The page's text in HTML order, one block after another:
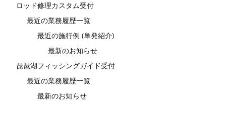
ロッド修理カスタム受付
最近の業務履歴一覧
最近の施行例 (単発紹介)
最新のお知らせ
琵琶湖フィッシングガイド受付
最近の業務履歴一覧
最新のお知らせ